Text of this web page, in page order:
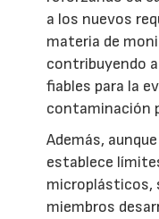
a los nuevos
materia de
contribuyendo
fiables para la
contaminación
Además,
establece
microplásticos,
miembros